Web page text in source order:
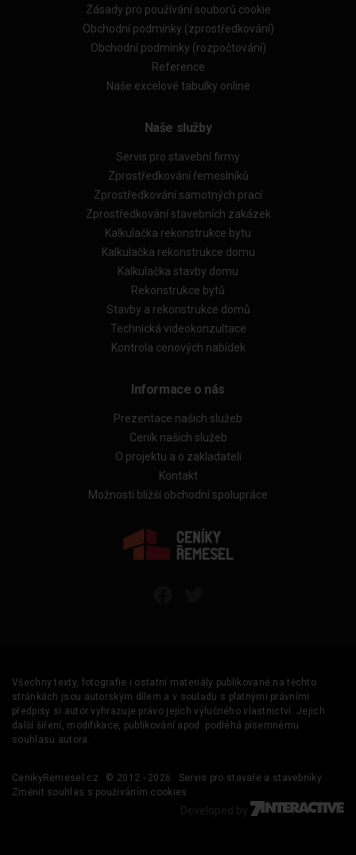
Zásady pro používání souborů cookie
Obchodní podmínky (zprostředkování)
Obchodní podmínky (rozpočtování)
Reference
Naše excelové tabulky online
Naše služby
Servis pro stavební firmy
Zprostředkování řemeslníků
Zprostředkování samotných prací
Zprostředkování stavebních zakázek
Kalkulačka rekonstrukce bytu
Kalkulačka rekonstrukce domu
Kalkulačka stavby domu
Rekonstrukce bytů
Stavby a rekonstrukce domů
Technická videokonzultace
Kontrola cenových nabídek
Informace o nás
Prezentace našich služeb
Ceník našich služeb
O projektu a o zakladateli
Kontakt
Možnosti bližší obchodní spolupráce
Všechny texty, fotografie i ostatní materiály publikované na těchto
stránkách jsou autorským dílem a v souladu s platnými právními
předpisy si autor vyhrazuje právo jejich výlučného vlastnictví. Jejich
další šíření, modifikace, publikování apod. podléhá písemnému
souhlasu autora.
CenikyRemesel.cz © 2012 - 2026
Servis pro stavaře a stavebníky
Změnit souhlas s používáním cookies
Developed by